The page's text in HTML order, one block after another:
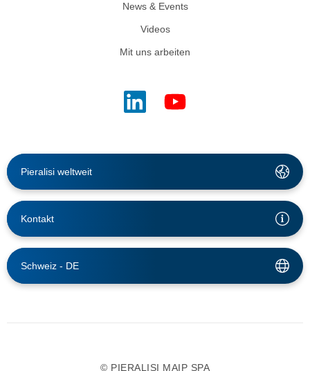
News & Events
Videos
Mit uns arbeiten
Pieralisi weltweit
Kontakt
Schweiz - DE
© PIERALISI MAIP SPA